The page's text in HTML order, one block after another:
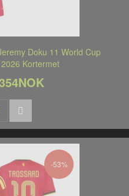
Doku 11 World Cup
Kortermet
354NOK
-53%